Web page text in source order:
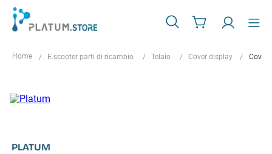
E-scooter parti di ricambio Telaio Cover display Cover
PLATUM